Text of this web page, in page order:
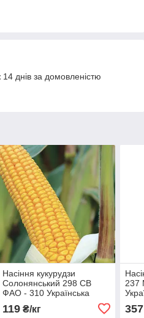
днів за домовленістю
Насіння кукурудзи
Солонянський 298 СВ
ФАО - 310 Українська
селекція дрібна фасовка,
1 кг
119₴/кг
237
357